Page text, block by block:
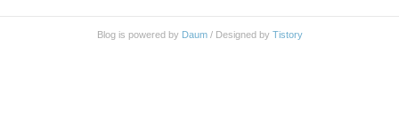
p3 파일을 이용하기 위해 nodejs 의 serve-static 모듈을
Blog is powered by Daum/ Designed by Tistory